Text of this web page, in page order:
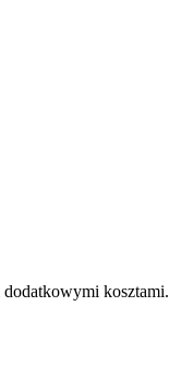
dodatkowymi kosztami.